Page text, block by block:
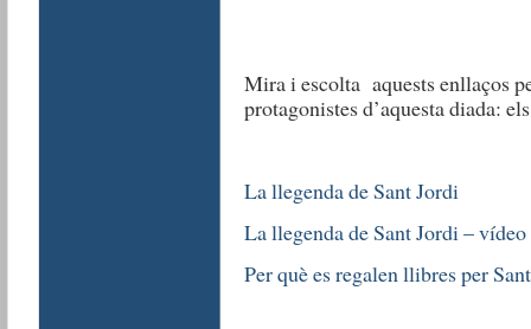
Mira i escolta aquests enllaços
protagonistes d’aquesta diada:
La llegenda de Sant Jordi
La llegenda de Sant Jordi –
Per què es regalen llibres per